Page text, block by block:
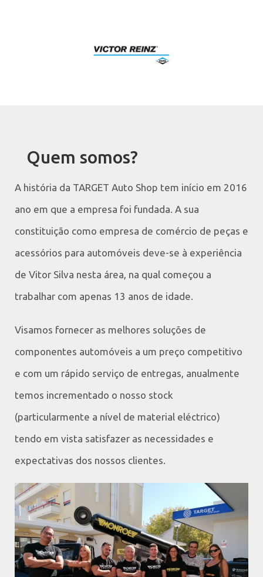
Quem somos?
A história da TARGET Auto Shop tem início em 2016
ano em que a empresa foi fundada. A sua
constituição como empresa de comércio de peças e
acessórios para automóveis deve-se à experiência
de Vitor Silva nesta área, na qual começou a
trabalhar com apenas 13 anos de idade.
Visamos fornecer as melhores soluções de
componentes automóveis a um preço competitivo
e com um rápido serviço de entregas, anualmente
temos incrementado o nosso stock
(particularmente a nível de material eléctrico)
tendo em vista satisfazer as necessidades e
expectativas dos nossos clientes.